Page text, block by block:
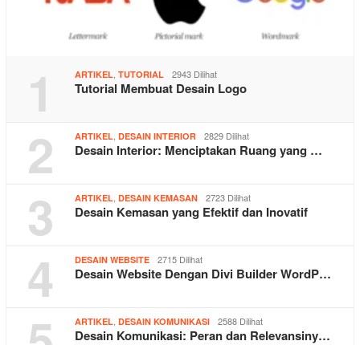
1 ARTIKEL TUTORIAL 2943 Dilihat
Tutorial Membuat Desain Logo
2 ARTIKEL DESAIN INTERIOR 2829 Dilihat
Desain Interior: Menciptakan Ruang yang …
3 ARTIKEL DESAIN KEMASAN 2723 Dilihat
Desain Kemasan yang Efektif dan Inovatif
4 DESAIN WEBSITE 2715 Dilihat
Desain Website Dengan Divi Builder WordP…
ARTIKEL DESAIN KOMUNIKASI 2588 Dilihat
Desain Komunikasi: Peran dan Relevansiny…